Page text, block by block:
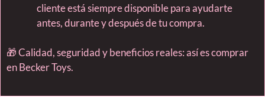
cliente está siempre disponible para ayudarte
antes, durante y después de tu compra.
🎁 Calidad, seguridad y beneficios reales: así es comprar
en Becker Toys.